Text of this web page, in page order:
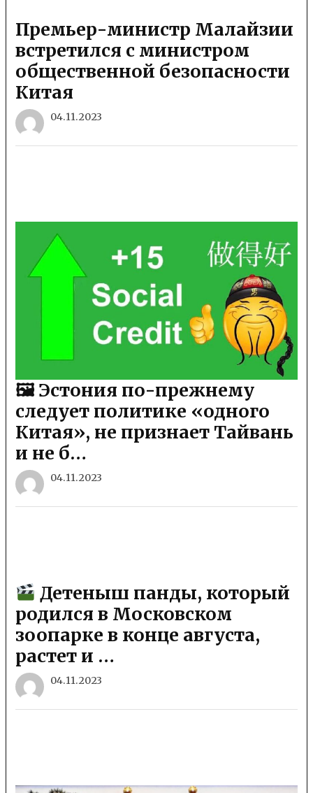
Премьер-министр Малайзии
встретился с министром
общественной безопасности
Китая
04.11.2023
🖼 Эстония по-прежнему
следует политике «одного
Китая», не признает Тайвань
и не б…
04.11.2023
Детеныш панды, который
родился в Московском
зоопарке в конце августа,
растет и …
04.11.2023